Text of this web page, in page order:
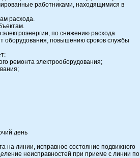
работниками, находящимися в
расхода.
по снижению расхода
оборудования, повышению сроков службы
ремонта электрооборудования;
день
на линии, исправное состояние подвижного
неисправностей при приеме с линии по